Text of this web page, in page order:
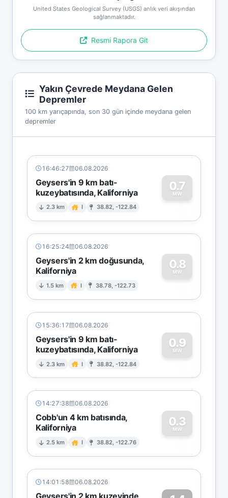
United States Geological Survey (USGS) anlık veri akışından
sağlanmaktadır.
Resmi Rapora Git
Yakın Çevrede Meydana Gelen
Depremler
100 km yarıçapında, son 30 gün içinde meydana gelen
depremler
16:46:27 06.08.2026
Geysers'in 9 km batı-
kuzeybatısında, Kaliforniya
2.3 km I 38.82, -122.84
0.7
MW
0
16:25:24 06.08.2026
Geysers'in 2 km doğusunda,
Kaliforniya
1.5 km I 38.78, -122.73
0.8
MW
0
15:36:17 06.08.2026
Geysers'in 9 km batı-
kuzeybatısında, Kaliforniya
2.3 km I 38.82, -122.84
0.9
MW
0
14:27:38 06.08.2026
Cobb'un 4 km batısında,
Kaliforniya
2.5 km I 38.82, -122.76
0.3
MW
0
14:01:58 06.08.2026
Geysers'in 2 km kuzeyinde,